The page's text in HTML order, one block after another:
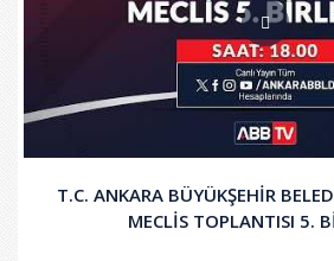
T.C. ANKARA BÜYÜKŞEHİR
MECLİS TOPLANTISI 5.